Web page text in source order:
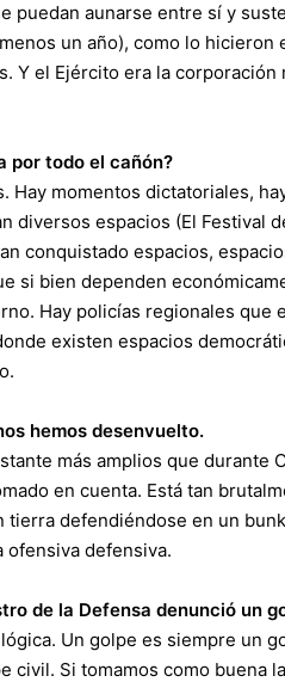
puedan aunarse entre sí y
un año), como lo hicieron
Y el Ejército era la corporación
por todo el cañón?
Hay momentos dictatoriales,
espacios (El Festival
conquistado espacios,
si bien dependen
Hay policías regionales que
existen espacios
hemos desenvuelto.
más amplios que durante
en cuenta. Está tan
defendiéndose en un
ofensiva defensiva.
de la Defensa denunció un
Un golpe es siempre un
civil. Si tomamos como buena